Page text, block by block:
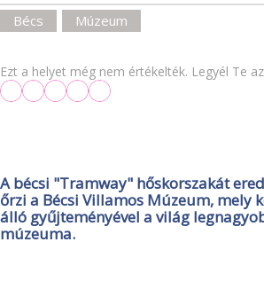
Bécs Múzeum
Ezt a helyet még nem értékelték. Legyél Te
A bécsi "Tramway" hőskorszakát
őrzi a Bécsi Villamos Múzeum, mely
álló gyűjteményével a világ
múzeuma.